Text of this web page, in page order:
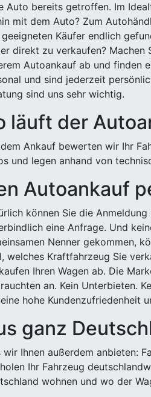
Auto bereits getroffen. Im
mit dem Auto? Zum
Käufer endlich
direkt zu verkaufen? Machen
Autoankauf ab und finden
und sind jederzeit
sind uns sehr wichtig.
läuft der
Ankauf bewerten wir Ihr
und legen anhand von
Autoankauf
können Sie die
eine Anfrage. Und
Nenner gekommen,
welches Kraftfahrzeug Sie
Ihren Wagen ab. Die
an. Kein Unterbieten.
hohe Kundenzufriedenheit
ganz
wir Ihnen außerdem anbieten:
Ihr Fahrzeug
wohnen und wo der